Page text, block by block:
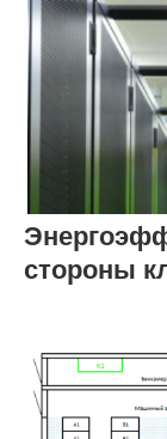
стороны